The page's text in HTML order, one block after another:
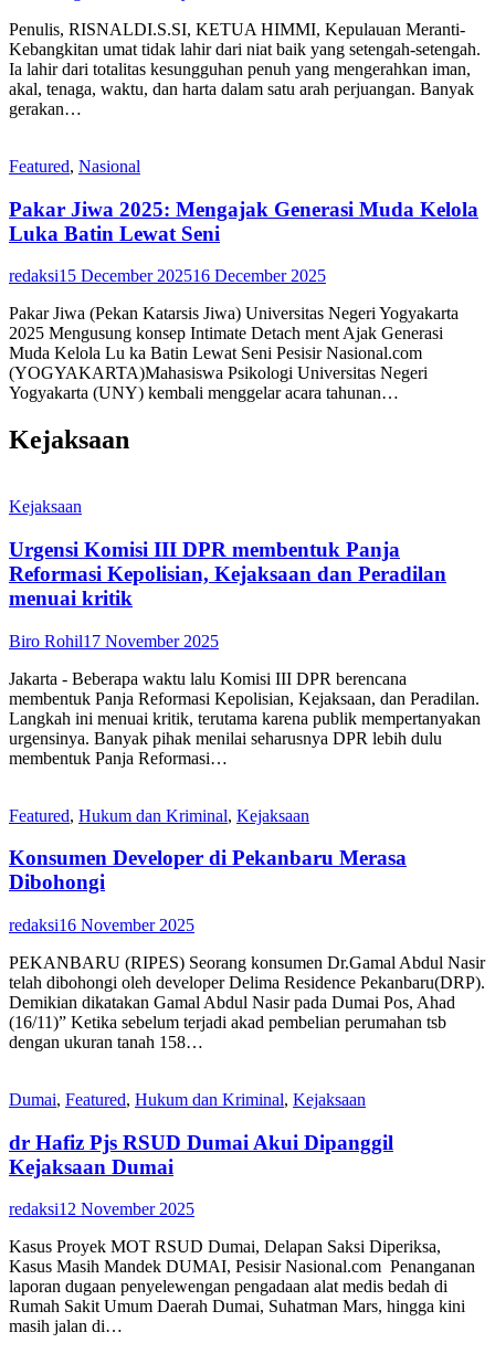
Penulis, RISNALDI.S.SI, KETUA HIMMI, Kepulauan Meranti-
Kebangkitan umat tidak lahir dari niat baik yang setengah-setengah.
Ia lahir dari totalitas kesungguhan penuh yang mengerahkan iman,
akal, tenaga, waktu, dan harta dalam satu arah perjuangan. Banyak
gerakan…
Featured, Nasional
Pakar Jiwa 2025: Mengajak Generasi Muda Kelola
Luka Batin Lewat Seni
redaksi15 December 202516 December 2025
Pakar Jiwa (Pekan Katarsis Jiwa) Universitas Negeri Yogyakarta
2025 Mengusung konsep Intimate Detach ment Ajak Generasi
Muda Kelola Lu ka Batin Lewat Seni Pesisir Nasional.com
(YOGYAKARTA)Mahasiswa Psikologi Universitas Negeri
Yogyakarta (UNY) kembali menggelar acara tahunan…
Kejaksaan
Kejaksaan
Urgensi Komisi III DPR membentuk Panja
Reformasi Kepolisian, Kejaksaan dan Peradilan
menuai kritik
Biro Rohil17 November 2025
Jakarta - Beberapa waktu lalu Komisi III DPR berencana
membentuk Panja Reformasi Kepolisian, Kejaksaan, dan Peradilan.
Langkah ini menuai kritik, terutama karena publik mempertanyakan
urgensinya. Banyak pihak menilai seharusnya DPR lebih dulu
membentuk Panja Reformasi…
Featured, Hukum dan Kriminal, Kejaksaan
Konsumen Developer di Pekanbaru Merasa
Dibohongi
redaksi16 November 2025
PEKANBARU (RIPES) Seorang konsumen Dr.Gamal Abdul Nasir
telah dibohongi oleh developer Delima Residence Pekanbaru(DRP).
Demikian dikatakan Gamal Abdul Nasir pada Dumai Pos, Ahad
(16/11)” Ketika sebelum terjadi akad pembelian perumahan tsb
dengan ukuran tanah 158…
Dumai, Featured, Hukum dan Kriminal, Kejaksaan
dr Hafiz Pjs RSUD Dumai Akui Dipanggil
Kejaksaan Dumai
redaksi12 November 2025
Kasus Proyek MOT RSUD Dumai, Delapan Saksi Diperiksa,
Kasus Masih Mandek DUMAI, Pesisir Nasional.com Penanganan
laporan dugaan penyelewengan pengadaan alat medis bedah di
Rumah Sakit Umum Daerah Dumai, Suhatman Mars, hingga kini
masih jalan di…